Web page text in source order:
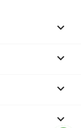



keyboard_arrow_down